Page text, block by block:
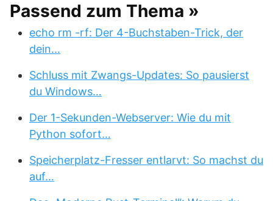
Passend zum Thema »
echo rm -rf: Der 4-Buchstaben-Trick, der
dein…
Schluss mit Zwangs-Updates: So pausierst
du Windows…
Der 1-Sekunden-Webserver: Wie du mit
Python sofort…
Speicherplatz-Fresser entlarvt: So machst du
auf…